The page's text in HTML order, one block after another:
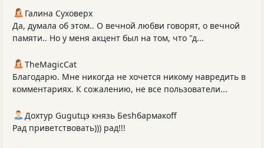
Галина Суховерх
Да, думала об этом.. О вечной любви говорят, о вечной
памяти.. Но у меня акцент был на том, что "д...
TheMagicCat
Благодарю. Мне никогда не хочется никому навредить в
комментариях. К сожалению, не все пользователи...
Дохтур Gugutцэ князь Беshбармакоff
Рад приветствовать))) рад!!!